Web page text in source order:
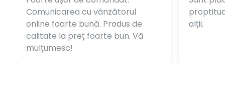
Comunicarea cu vânzătorul
online foarte bună. Produs de
calitate la preț foarte bun. Vă
mulțumesc!
alții.